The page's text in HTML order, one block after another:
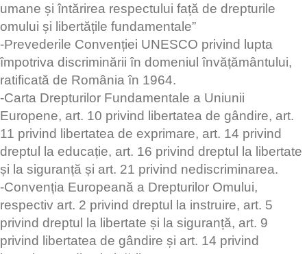
umane și întărirea respectului față de drepturile
omului și libertățile fundamentale”
-Prevederile Convenției UNESCO privind lupta
împotriva discriminării în domeniul învățământului,
ratificată de România în 1964.
-Carta Drepturilor Fundamentale a Uniunii
Europene, art. 10 privind libertatea de gândire, art.
11 privind libertatea de exprimare, art. 14 privind
dreptul la educație, art. 16 privind dreptul la libertate
și la siguranță și art. 21 privind nediscriminarea.
-Convenția Europeană a Drepturilor Omului,
respectiv art. 2 privind dreptul la instruire, art. 5
privind dreptul la libertate și la siguranță, art. 9
privind libertatea de gândire și art. 14 privind